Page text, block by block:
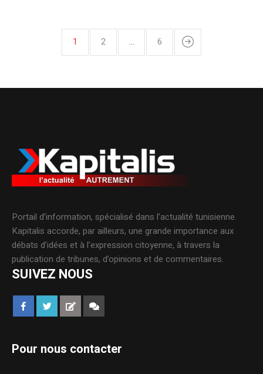
1 2 … 6
Portail d’information, spécialisé dans l’actualité tunisienne.
Kapitalis accorde, par ailleurs, une grande importance aux
débats d’idées et à l’expression citoyenne, à travers la
publication de tribunes, d’opinions et de commentaires.
SUIVEZ NOUS
Pour nous contacter